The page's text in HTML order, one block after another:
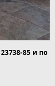
85 и по